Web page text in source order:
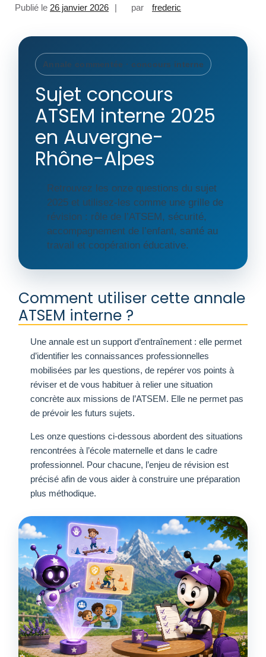
Publié le 26 janvier 2026 par frederic
Annale commentée · concours interne
Sujet concours
ATSEM interne 2025
en Auvergne-
Rhône-Alpes
Retrouvez les onze questions du sujet
2025 et utilisez-les comme une grille de
révision : rôle de l’ATSEM, sécurité,
accompagnement de l’enfant, santé au
travail et coopération éducative.
Comment utiliser cette annale
ATSEM interne ?
Une annale est un support d’entraînement : elle permet
d’identifier les connaissances professionnelles
mobilisées par les questions, de repérer vos points à
réviser et de vous habituer à relier une situation
concrète aux missions de l’ATSEM. Elle ne permet pas
de prévoir les futurs sujets.
Les onze questions ci-dessous abordent des situations
rencontrées à l’école maternelle et dans le cadre
professionnel. Pour chacune, l’enjeu de révision est
précisé afin de vous aider à construire une préparation
plus méthodique.